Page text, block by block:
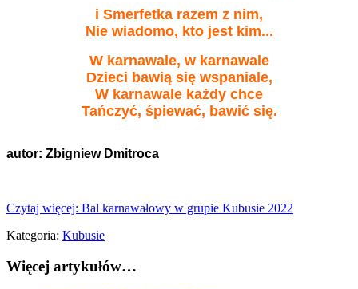
i Smerfetka razem z nim,
Nie wiadomo, kto jest kim...
W karnawale, w karnawale
Dzieci bawią się wspaniale,
W karnawale każdy chce
Tańczyć, śpiewać, bawić się.
autor: Zbigniew Dmitroca
Czytaj więcej: Bal karnawałowy w grupie Kubusie 2022
Kategoria: Kubusie
Więcej artykułów…